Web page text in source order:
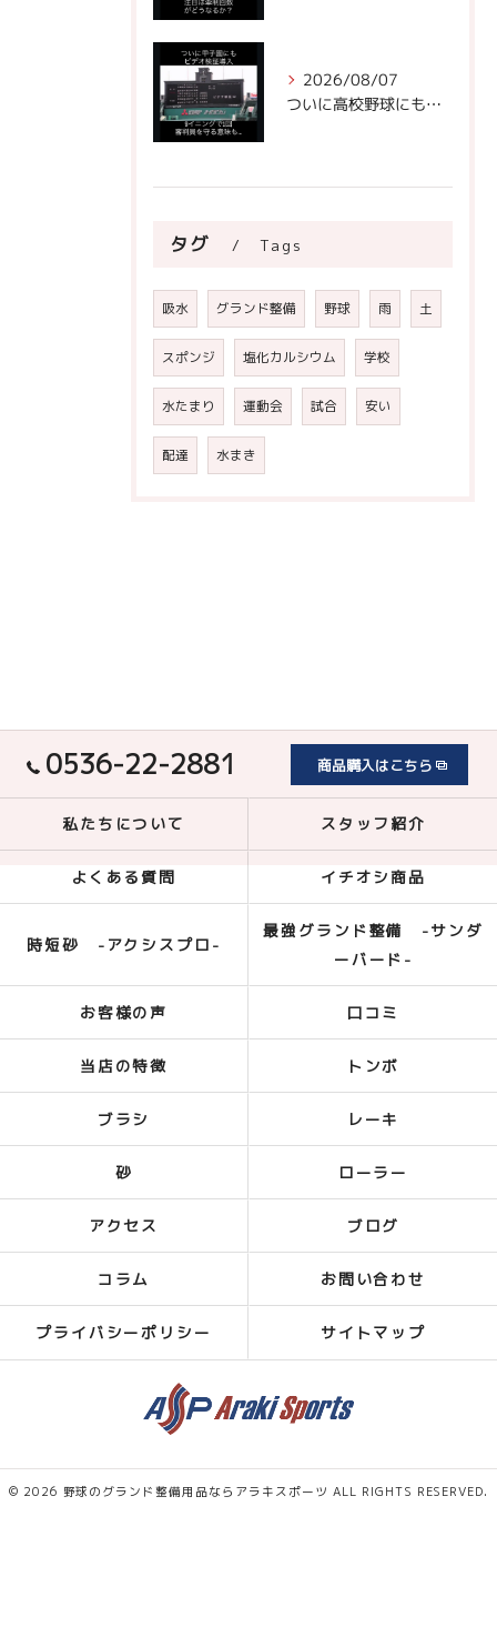
2026/08/07
ついに高校野球にもビデオ判定が！
タグ Tags
吸水 グランド整備 野球 雨 土
スポンジ 塩化カルシウム 学校
水たまり 運動会 試合 安い
配達 水まき
0536-22-2881 商品購入はこちら
私たちについて スタッフ紹介
よくある質問 イチオシ商品
時短砂 -アクシスプロ-
最強グランド整備 -サンダ
ーバード-
お客様の声 口コミ
当店の特徴 トンボ
ブラシ レーキ
砂 ローラー
アクセス ブログ
コラム お問い合わせ
プライバシーポリシー サイトマップ
© 2026 野球のグランド整備用品ならアラキスポーツ ALL RIGHTS RESERVED.